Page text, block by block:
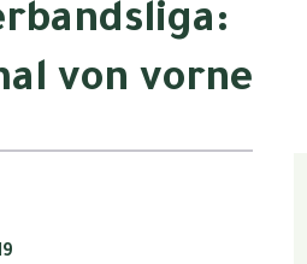
von vorne